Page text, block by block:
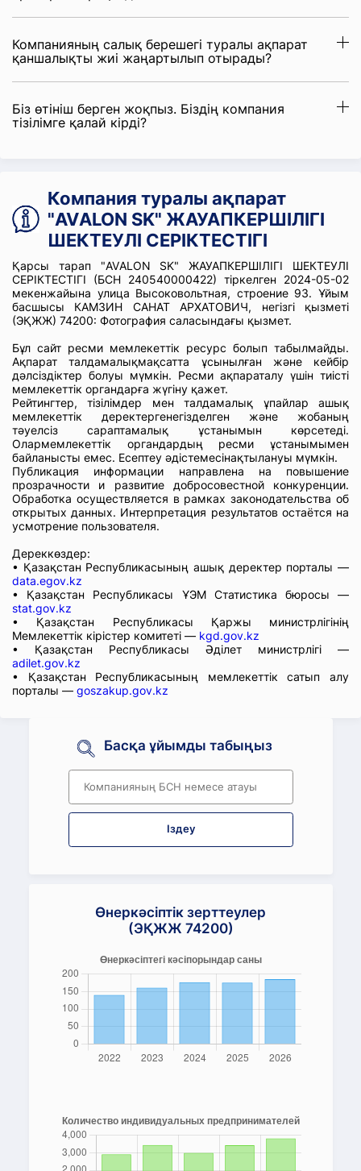
Компанияның салық берешегі туралы ақпарат
қаншалықты жиі жаңартылып отырады?
Біз өтініш берген жоқпыз. Біздің компания
тізілімге қалай кірді?
Компания туралы ақпарат
"AVАLON SK" ЖАУАПКЕРШІЛІГІ
ШЕКТЕУЛІ СЕРІКТЕСТІГІ
Қарсы тарап "AVАLON SK" ЖАУАПКЕРШІЛІГІ ШЕКТЕУЛІ
СЕРІКТЕСТІГІ (БСН 240540000422) тіркелген 2024-05-02
мекенжайына улица Высоковольтная, строение 93. Ұйым
басшысы КАМЗИН САНАТ АРХАТОВИЧ, негізгі қызметі
(ЭҚЖЖ) 74200: Фотография саласындағы қызмет.
Бұл сайт ресми мемлекеттік ресурс болып табылмайды.
Ақпарат талдамалықмақсатта ұсынылған және кейбір
дәлсіздіктер болуы мүмкін. Ресми ақпараталу үшін тиісті
мемлекеттік органдарға жүгіну қажет.
Рейтингтер, тізілімдер мен талдамалық ұпайлар ашық
мемлекеттік деректергенегізделген және жобаның
тәуелсіз сараптамалық ұстанымын көрсетеді.
Олармемлекеттік органдардың ресми ұстанымымен
байланысты емес. Есептеу әдістемесінақтылануы мүмкін.
Публикация информации направлена на повышение
прозрачности и развитие добросовестной конкуренции.
Обработка осуществляется в рамках законодательства об
открытых данных. Интерпретация результатов остаётся на
усмотрение пользователя.
Дереккөздер:
• Қазақстан Республикасының ашық деректер порталы —
data.egov.kz
• Қазақстан Республикасы ҰЭМ Статистика бюросы —
stat.gov.kz
• Қазақстан Республикасы Қаржы министрлігінің
Мемлекеттік кірістер комитеті — kgd.gov.kz
• Қазақстан Республикасы Әділет министрлігі —
adilet.gov.kz
• Қазақстан Республикасының мемлекеттік сатып алу
порталы — goszakup.gov.kz
Басқа ұйымды табыңыз
Іздеу
Өнеркәсіптік зерттеулер
(ЭҚЖЖ 74200)